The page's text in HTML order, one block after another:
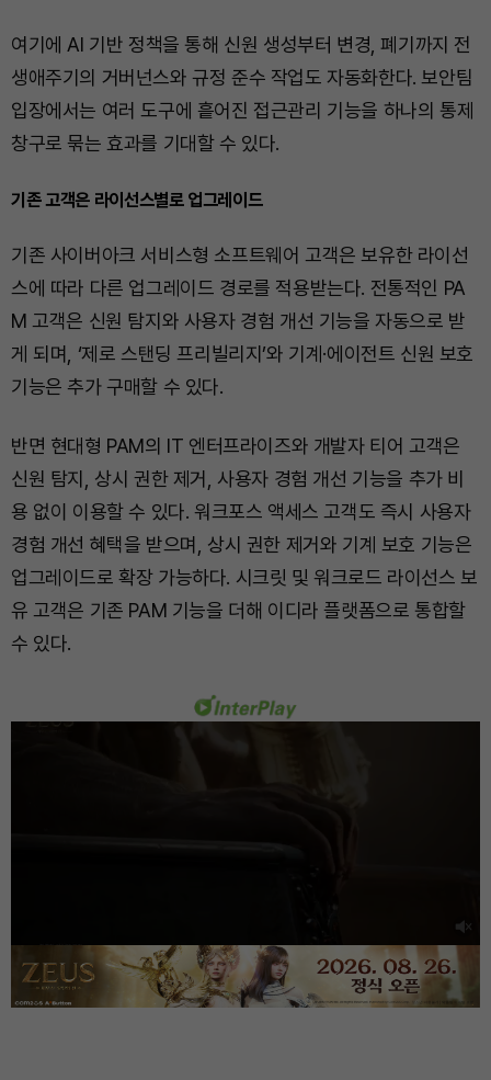
여기에 AI 기반 정책을 통해 신원 생성부터 변경, 폐기까지 전
생애주기의 거버넌스와 규정 준수 작업도 자동화한다. 보안팀
입장에서는 여러 도구에 흩어진 접근관리 기능을 하나의 통제
창구로 묶는 효과를 기대할 수 있다.
기존 고객은 라이선스별로 업그레이드
기존 사이버아크 서비스형 소프트웨어 고객은 보유한 라이선
스에 따라 다른 업그레이드 경로를 적용받는다. 전통적인 PA
M 고객은 신원 탐지와 사용자 경험 개선 기능을 자동으로 받
게 되며, ‘제로 스탠딩 프리빌리지’와 기계·에이전트 신원 보호
기능은 추가 구매할 수 있다.
반면 현대형 PAM의 IT 엔터프라이즈와 개발자 티어 고객은
신원 탐지, 상시 권한 제거, 사용자 경험 개선 기능을 추가 비
용 없이 이용할 수 있다. 워크포스 액세스 고객도 즉시 사용자
경험 개선 혜택을 받으며, 상시 권한 제거와 기계 보호 기능은
업그레이드로 확장 가능하다. 시크릿 및 워크로드 라이선스 보
유 고객은 기존 PAM 기능을 더해 이디라 플랫폼으로 통합할
수 있다.